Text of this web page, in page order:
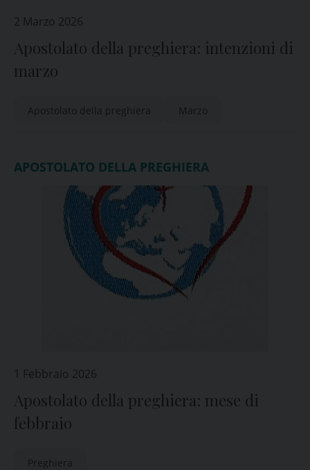
2 Marzo 2026
Apostolato della preghiera: intenzioni di
marzo
Apostolato della preghiera Marzo
APOSTOLATO DELLA PREGHIERA
1 Febbraio 2026
Apostolato della preghiera: mese di
febbraio
Preghiera